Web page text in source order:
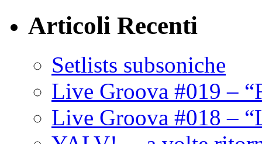
Articoli Recenti
Setlists subsoniche
Live Groova #019 –
Live Groova #018 –